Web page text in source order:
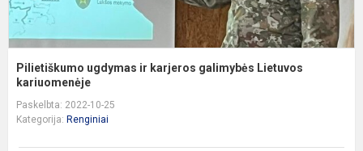
Pilietiškumo ugdymas ir karjeros galimybės Lietuvos
kariuomenėje
Paskelbta: 2022-10-25
Kategorija: Renginiai